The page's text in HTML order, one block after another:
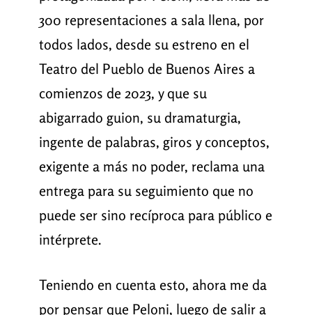
300 representaciones a sala llena, por
todos lados, desde su estreno en el
Teatro del Pueblo de Buenos Aires a
comienzos de 2023, y que su
abigarrado guion, su dramaturgia,
ingente de palabras, giros y conceptos,
exigente a más no poder, reclama una
entrega para su seguimiento que no
puede ser sino recíproca para público e
intérprete.
Teniendo en cuenta esto, ahora me da
por pensar que Peloni, luego de salir a